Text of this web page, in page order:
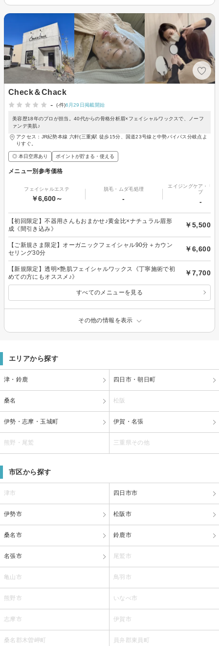
Check＆Chack
-
(-件)6月29日掲載開始
美容歴18年のプロが担当。40代からの骨格分析眉×フェイシャルワックスで、ノーフ
ァンデ美肌♪
アクセス：JR紀勢本線 六軒(三重)駅 徒歩15分、国道23号線と中勢バイパス分岐点よ
りすぐ。
◎ 本日空席あり ポイントが貯まる・使える
メニュー別参考価格
フェイシャルエステ
￥6,600～
脱毛・ムダ毛処理
-
エイジングケア・リ
プ
-
【初回限定】不器用さんもおまかせ♪黄金比×ナチュラル眉形
成《間引き込み》
￥5,500
【ご新規さま限定】オーガニックフェイシャル90分＋カウン
セリング30分
￥6,600
【新規限定】透明×艶肌フェイシャルワックス《丁寧施術で初
めての方にもオススメ♪》
￥7,700
すべてのメニューを見る
その他の情報を表示
エリアから探す
津・鈴鹿 四日市・朝日町
桑名 松阪
伊勢・志摩・玉城町 伊賀・名張
熊野・尾鷲 三重県その他
市区から探す
津市 四日市市
伊勢市 松阪市
桑名市 鈴鹿市
名張市 尾鷲市
亀山市 鳥羽市
熊野市 いなべ市
志摩市 伊賀市
桑名郡木曽岬町 員弁郡東員町